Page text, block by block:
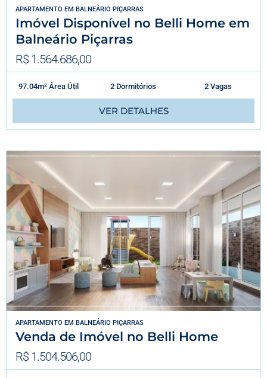
APARTAMENTO EM BALNEÁRIO PIÇARRAS
Imóvel Disponível no Belli Home em
Balneário Piçarras
R$ 1.564.686,00
97.04m² Área Útil 2 Dormitórios 2 Vagas
VER DETALHES
APARTAMENTO EM BALNEÁRIO PIÇARRAS
Venda de Imóvel no Belli Home
R$ 1.504.506,00